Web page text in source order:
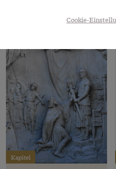
Andreas Praefcke
Kapitel
Cookie-